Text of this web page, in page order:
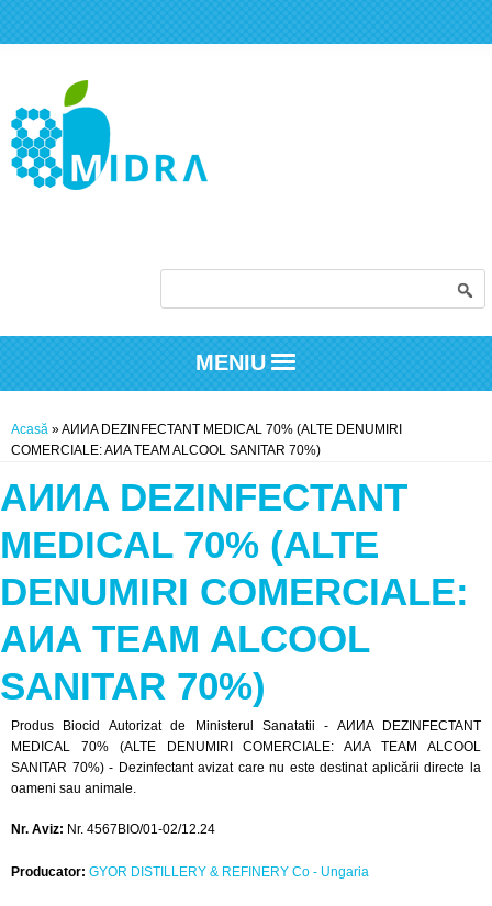
MENIU
Eşti aici
Acasă » AИИA DEZINFECTANT MEDICAL 70% (ALTE DENUMIRI
COMERCIALE: AИA TEAM ALCOOL SANITAR 70%)
AИИA DEZINFECTANT
MEDICAL 70% (ALTE
DENUMIRI COMERCIALE:
AИA TEAM ALCOOL
SANITAR 70%)
Produs Biocid Autorizat de Ministerul Sanatatii - AИИA DEZINFECTANT
MEDICAL 70% (ALTE DENUMIRI COMERCIALE: AИA TEAM ALCOOL
SANITAR 70%) - Dezinfectant avizat care nu este destinat aplicării directe la
oameni sau animale.
Nr. Aviz: Nr. 4567BIO/01-02/12.24
Producator: GYOR DISTILLERY & REFINERY Co - Ungaria